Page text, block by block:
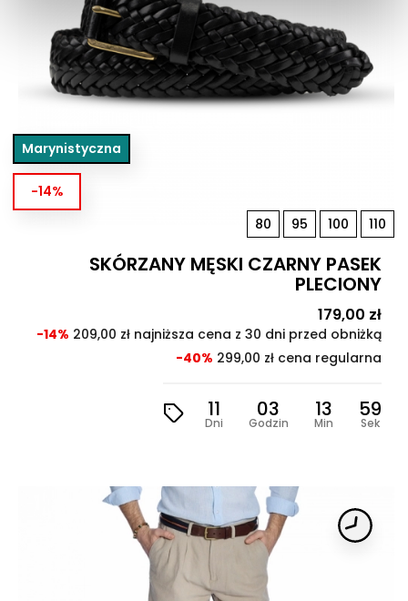
Marynistyczna
-14%
80 95 100 110
SKÓRZANY MĘSKI CZARNY PASEK
PLECIONY
Cena
179,00 zł
-14% 209,00 zł najniższa cena z 30 dni przed obniżką
-40% 299,00 zł cena regularna
11
Dni
03
Godzin
13
Min
57
Sek